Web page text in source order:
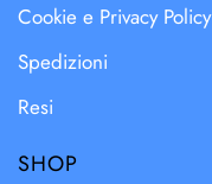
Cookie e Privacy Policy
Spedizioni
Resi
SHOP